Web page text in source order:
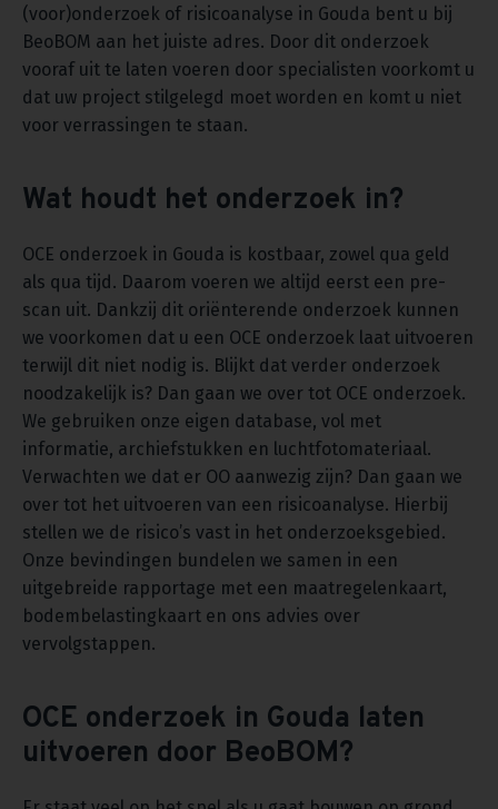
(voor)onderzoek of risicoanalyse in Gouda bent u bij
BeoBOM aan het juiste adres. Door dit onderzoek
vooraf uit te laten voeren door specialisten voorkomt u
dat uw project stilgelegd moet worden en komt u niet
voor verrassingen te staan.
Wat houdt het onderzoek in?
OCE onderzoek in Gouda is kostbaar, zowel qua geld
als qua tijd. Daarom voeren we altijd eerst een pre-
scan uit. Dankzij dit oriënterende onderzoek kunnen
we voorkomen dat u een OCE onderzoek laat uitvoeren
terwijl dit niet nodig is. Blijkt dat verder onderzoek
noodzakelijk is? Dan gaan we over tot OCE onderzoek.
We gebruiken onze eigen database, vol met
informatie, archiefstukken en luchtfotomateriaal.
Verwachten we dat er OO aanwezig zijn? Dan gaan we
over tot het uitvoeren van een risicoanalyse. Hierbij
stellen we de risico’s vast in het onderzoeksgebied.
Onze bevindingen bundelen we samen in een
uitgebreide rapportage met een maatregelenkaart,
bodembelastingkaart en ons advies over
vervolgstappen.
OCE onderzoek in Gouda laten
uitvoeren door BeoBOM?